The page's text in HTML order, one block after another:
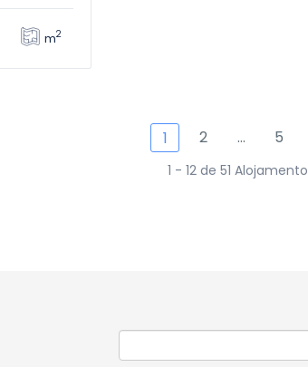
m2
1 2 … 5
1 - 12 de 51